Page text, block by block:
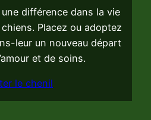
différence dans la vie
Placez ou adoptez
leur un nouveau départ
et de soins.
le chenil